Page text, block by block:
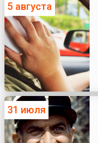
5 августа
31 июля